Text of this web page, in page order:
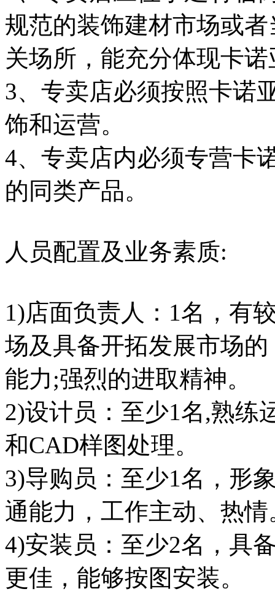
规范的装饰建材市场或
关场所，能充分体现卡
3、专卖店必须按照卡诺
饰和运营。
4、专卖店内必须专营卡
的同类产品。
人员配置及业务素质:
1)店面负责人：1名，有
场及具备开拓发展市场的
能力;强烈的进取精神。
2)设计员：至少1名,熟练
和CAD样图处理。
3)导购员：至少1名，形
通能力，工作主动、热情
4)安装员：至少2名，具
更佳，能够按图安装。